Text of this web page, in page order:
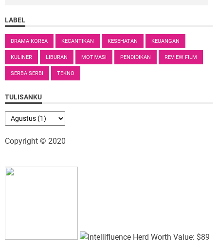
LABEL
DRAMA KOREA KECANTIKAN KESEHATAN KEUANGAN
KULINER LIBURAN MOTIVASI PENDIDIKAN REVIEW FILM
SERBA SERBI TEKNO
TULISANKU
Copyright © 2020